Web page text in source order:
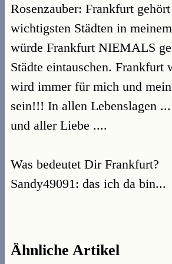
Rosenzauber: Frankfurt
wichtigsten Städten in
würde Frankfurt NIEMALS
Städte eintauschen. Frankfurt
wird immer für mich und
sein!!! In allen Lebenslagen
und aller Liebe ....
Was bedeutet Dir Frankfurt?
Sandy49091: das ich da bin...
Ähnliche Artikel